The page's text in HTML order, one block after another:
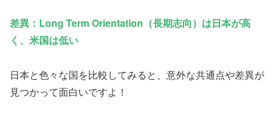
差異：Long Term Orientation（長期志向）は日本が高
く、米国は低い
日本と色々な国を比較してみると、意外な共通点や差異が
見つかって面白いですよ！